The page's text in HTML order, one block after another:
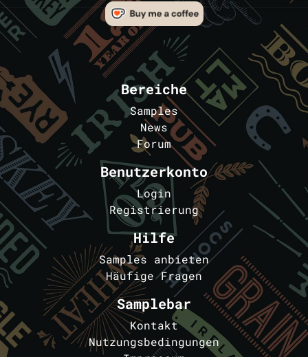
Bereiche
Samples
News
Forum
Benutzerkonto
Login
Registrierung
Hilfe
Samples anbieten
Häufige Fragen
Samplebar
Kontakt
Nutzungsbedingungen